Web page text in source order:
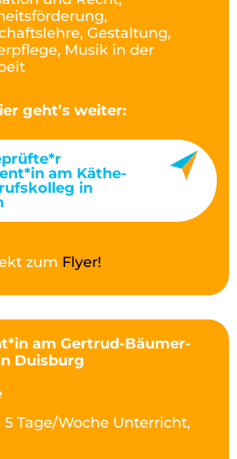
Gestaltung,
Musik in der
geht’s weiter:
am Käthe-
in
zum Flyer!
am Gertrud-Bäumer-
Duisburg
5 Tage/Woche Unterricht,